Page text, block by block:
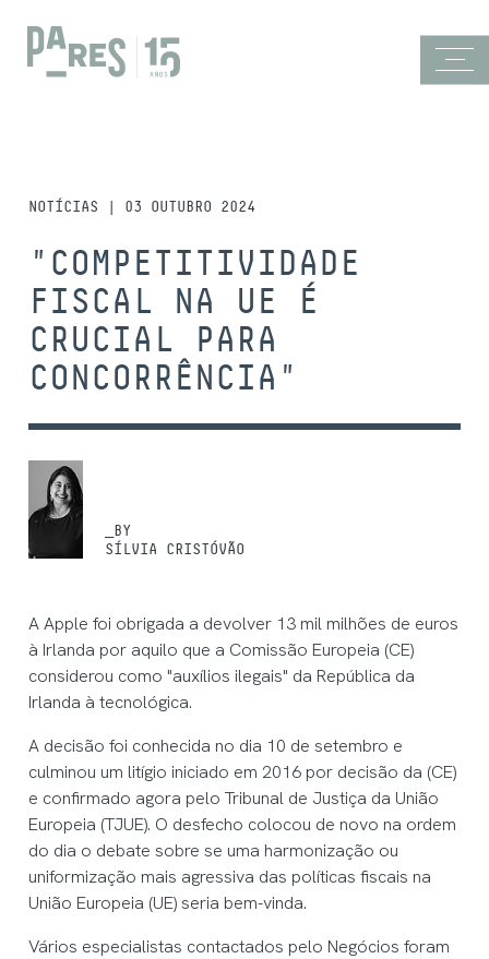
NOTÍCIAS | 03 OUTUBRO 2024
"COMPETITIVIDADE
FISCAL NA UE É
CRUCIAL PARA
CONCORRÊNCIA"
_BY
SÍLVIA CRISTÓVÃO
A Apple foi obrigada a devolver 13 mil milhões de euros
à Irlanda por aquilo que a Comissão Europeia (CE)
considerou como "auxílios ilegais" da República da
Irlanda à tecnológica.
A decisão foi conhecida no dia 10 de setembro e
culminou um litígio iniciado em 2016 por decisão da (CE)
e confirmado agora pelo Tribunal de Justiça da União
Europeia (TJUE). O desfecho colocou de novo na ordem
do dia o debate sobre se uma harmonização ou
uniformização mais agressiva das políticas fiscais na
União Europeia (UE) seria bem-vinda.
Vários especialistas contactados pelo Negócios foram